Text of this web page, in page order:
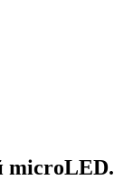
microLED.